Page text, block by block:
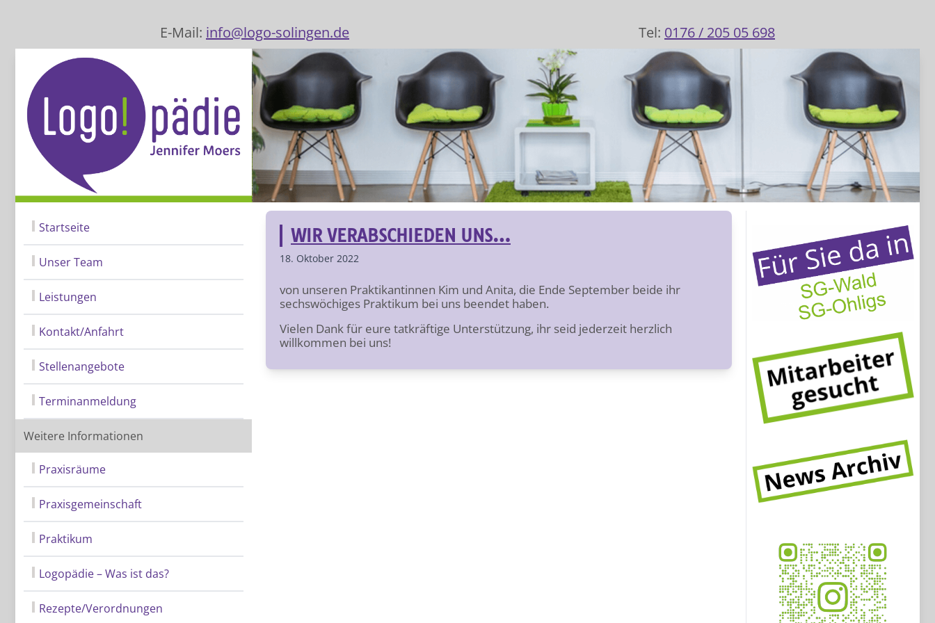
E-Mail: info@logo-solingen.de Tel: 0176 / 205 05 698
Startseite
Unser Team
Leistungen
Kontakt/Anfahrt
Stellenangebote
Terminanmeldung
Weitere Informationen
Praxisräume
Praxisgemeinschaft
Praktikum
Logopädie – Was ist das?
Rezepte/Verordnungen
WIR VERABSCHIEDEN UNS…
18. Oktober 2022
von unseren Praktikantinnen Kim und Anita, die Ende September beide ihr
sechswöchiges Praktikum bei uns beendet haben.
Vielen Dank für eure tatkräftige Unterstützung, ihr seid jederzeit herzlich
willkommen bei uns!